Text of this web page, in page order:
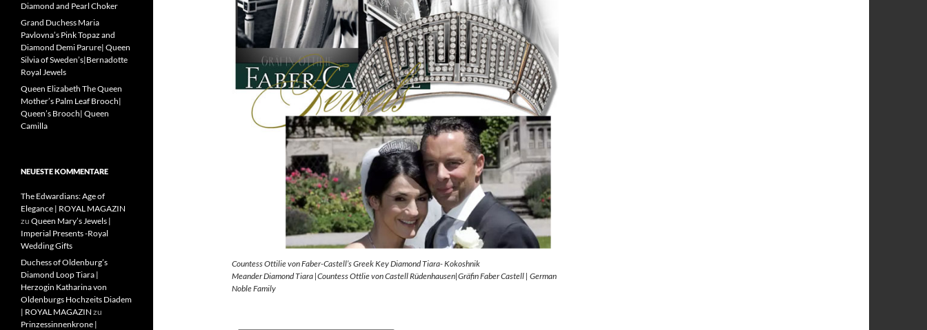
Countess Ottilie von Faber-Castell’s Greek Key Diamond Tiara- Kokoshnik
Meander Diamond Tiara |Countess Ottlie von Castell Rüdenhausen|Gräfin Faber Castell | German
Noble Family
Diamond and Pearl Choker
Grand Duchess Maria
Pavlovna’s Pink Topaz and
Diamond Demi Parure| Queen
Silvia of Sweden’s|Bernadotte
Royal Jewels
Queen Elizabeth The Queen
Mother’s Palm Leaf Brooch|
Queen’s Brooch| Queen
Camilla
NEUESTE KOMMENTARE
The Edwardians: Age of
Elegance | ROYAL MAGAZIN
zu Queen Mary’s Jewels |
Imperial Presents -Royal
Wedding Gifts
Duchess of Oldenburg’s
Diamond Loop Tiara |
Herzogin Katharina von
Oldenburgs Hochzeits Diadem
| ROYAL MAGAZIN zu
Prinzessinnenkrone |